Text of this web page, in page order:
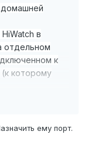
домашней
в
отдельном
к
которому
регистратор
на
ему порт.